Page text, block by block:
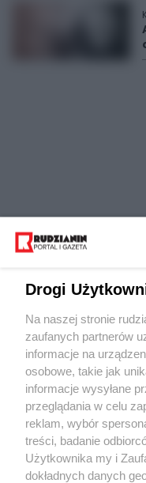
Wydawca mediów
Nie zapomnij
zapoznać się z:
polityką
Twojemiasto
Drogi
Na naszej stronie
zaufanych partnerów
informacje na
osobowe, takie jak
informacje wysyłane
przeglądania w celu
reklam, wybór
treści, badanie
Użytkownika my i
dokładnych danych